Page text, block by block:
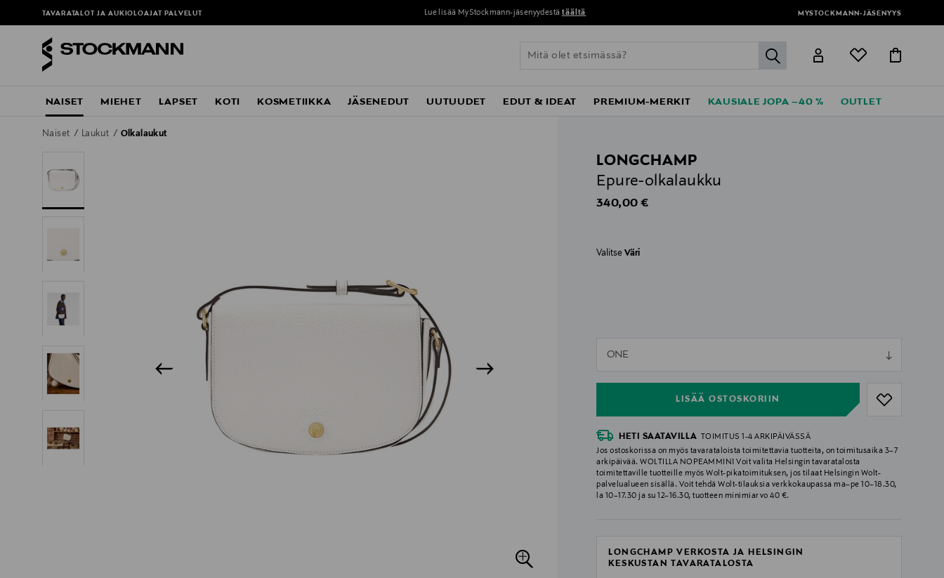
TAVARATALOT JA AUKIOLOAJAT PALVELUT Lue lisää MyStockmann-jäsenyydestä täältä MYSTOCKMANN-JÄSENYYS
label.header.go
NAISET MIEHET LAPSET KOTI KOSMETIIKKA JÄSENEDUT UUTUUDET EDUT & IDEAT PREMIUM-MERKIT KAUSIALE JOPA –40 % OUTLET
Naiset Laukut Olkalaukut
LONGCHAMP
Epure-olkalaukku
Original Price
340,00 €
ValitseVäri
ONE
LISÄÄ OSTOSKORIIN
null
HETI SAATAVILLA
TOIMITUS 1-4 ARKIPÄIVÄSSÄ
Jos ostoskorissa on myös tavarataloista toimitettavia tuotteita, on toimitusaika 3–7
arkipäivää. WOLTILLA NOPEAMMIN! Voit valita Helsingin tavaratalosta
toimitettaville tuotteille myös Wolt-pikatoimituksen, jos tilaat Helsingin Wolt-
palvelualueen sisällä. Voit tehdä Wolt-tilauksia verkkokaupassa ma–pe 10–18.30,
la 10–17.30 ja su 12–16.30, tuotteen minimiarvo 40 €.
LONGCHAMP VERKOSTA JA HELSINGIN
KESKUSTAN TAVARATALOSTA